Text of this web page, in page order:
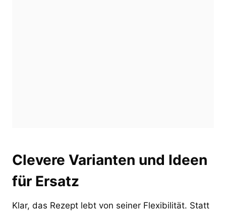
Clevere Varianten und Ideen
für Ersatz
Klar, das Rezept lebt von seiner Flexibilität. Statt